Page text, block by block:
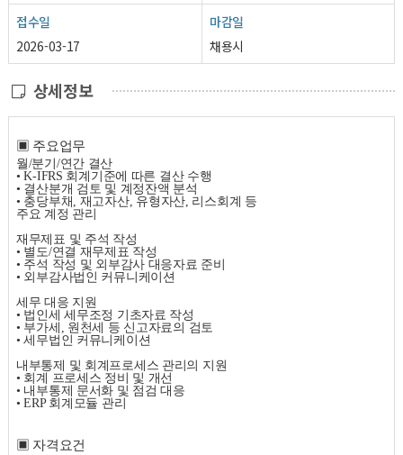
접수일
2026-03-17
마감일
채용시
상세정보
▣ 주요업무
월/분기 /연간 결산
• K-IFRS 회계기준에 따른 결산 수행
• 결산분개 검토 및 계정잔액 분석
• 충당부채 , 재고자산, 유형자산, 리스회계 등
주요 계정 관리
재무제표 및 주석 작성
• 별도/연결 재무제표 작성
• 주석 작성 및 외부감사 대응자료 준비
• 외부감사법인 커뮤니케이션
세무 대응 지원
• 법인세 세무조정 기초자료 작성
• 부가세 , 원천세 등 신고자료의 검토
• 세무법인 커뮤니케이션
내부통제 및 회계프로세스 관리의 지원
• 회계 프로세스 정비 및 개선
• 내부통제 문서화 및 점검 대응
• ERP 회계모듈 관리
▣ 자격요건